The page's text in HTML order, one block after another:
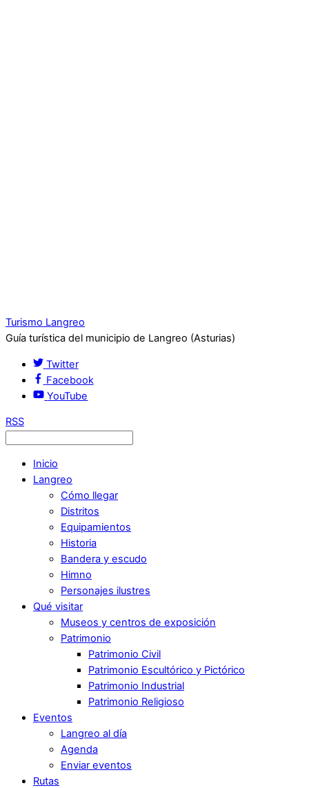
Turismo Langreo
Guía turística del municipio de Langreo (Asturias)
Twitter
Facebook
YouTube
RSS
Inicio
Langreo
Cómo llegar
Distritos
Equipamientos
Historia
Bandera y escudo
Himno
Personajes ilustres
Qué visitar
Museos y centros de exposición
Patrimonio
Patrimonio Civil
Patrimonio Escultórico y Pictórico
Patrimonio Industrial
Patrimonio Religioso
Eventos
Langreo al día
Agenda
Enviar eventos
Rutas